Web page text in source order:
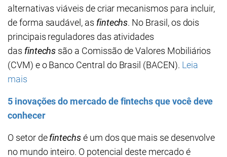
alternativas viáveis de criar mecanismos para incluir,
de forma saudável, as fintechs. No Brasil, os dois
principais reguladores das atividades
das fintechs são a Comissão de Valores Mobiliários
(CVM) e o Banco Central do Brasil (BACEN). Leia
mais
5 inovações do mercado de fintechs que você deve
conhecer
O setor defintechsé um dos que mais se desenvolve
no mundo inteiro. O potencial deste mercado é